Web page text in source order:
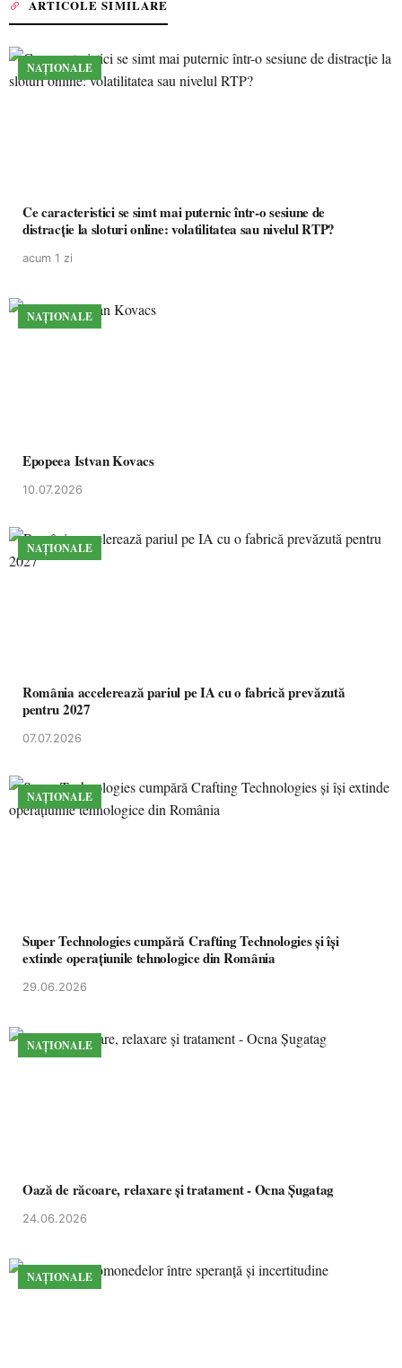
ARTICOLE SIMILARE
NAȚIONALE
Ce caracteristici se simt mai puternic într-o sesiune de
distracție la sloturi online: volatilitatea sau nivelul RTP?
acum 1 zi
NAȚIONALE
Epopeea Istvan Kovacs
10.07.2026
NAȚIONALE
România accelerează pariul pe IA cu o fabrică prevăzută
pentru 2027
07.07.2026
NAȚIONALE
Super Technologies cumpără Crafting Technologies și își
extinde operațiunile tehnologice din România
29.06.2026
NAȚIONALE
Oază de răcoare, relaxare și tratament - Ocna Șugatag
24.06.2026
NAȚIONALE